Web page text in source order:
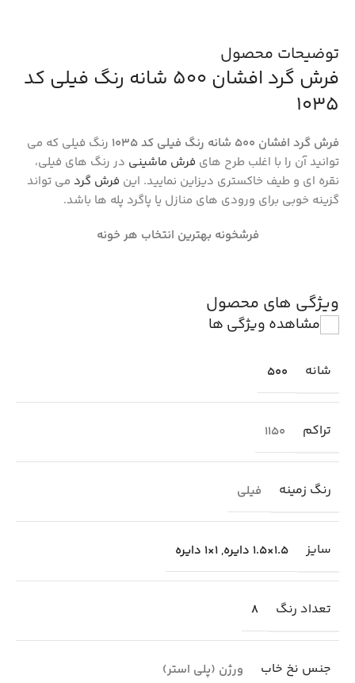
توضیحات محصول
فرش گرد افشان 500 شانه رنگ فیلی کد
1035
فرش گرد افشان 500 شانه رنگ فیلی کد 1035
رنگ فیلی که می
توانید آن را با اغلب طرح های فرش ماشینی در رنگ های فیلی،
نقره ای و طیف خاکستری دیزاین نمایید. این فرش گرد می تواند
گزینه خوبی برای ورودی های منازل یا پاگرد پله ها باشد.
فرشخونه بهترین انتخاب هر خونه
ویژگی های محصول
مشاهده ویژگی ها
شانه 500
تراکم 1150
رنگ زمینه فیلی
سایز 1.5×1.5 دایره ,1×1 دایره
تعداد رنگ 8
جنس نخ خاب ورژن (پلی استر)